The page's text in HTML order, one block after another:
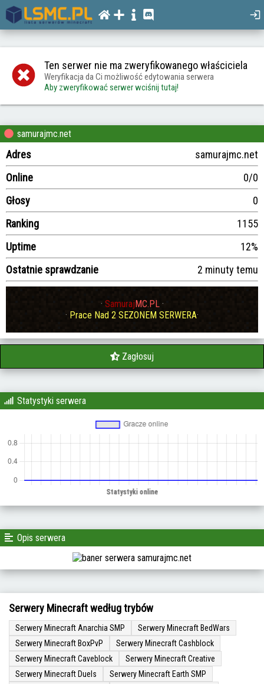
Ten serwer nie ma zweryfikowanego właściciela
Weryfikacja da Ci możliwość edytowania serwera
Aby zweryfikować serwer wciśnij tutaj!
samurajmc.net
Adres
samurajmc.net
Online
0/0
Głosy
0
Ranking
1155
Uptime
12%
Ostatnie sprawdzanie
2 minuty temu
· SamurajMC.PL ·
· Prace Nad 2 SEZONEM SERWERA·
Zagłosuj
Statystyki serwera
Opis serwera
Serwery Minecraft według trybów
Serwery Minecraft Anarchia SMP
Serwery Minecraft BedWars
Serwery Minecraft BoxPvP
Serwery Minecraft Cashblock
Serwery Minecraft Caveblock
Serwery Minecraft Creative
Serwery Minecraft Duels
Serwery Minecraft Earth SMP